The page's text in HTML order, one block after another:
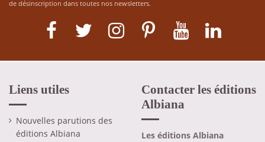
de désinscription dans toutes nos newsletters.
Liens utiles
Nouvelles parutions des
éditions Albiana
Contacter les éditions
Albiana
Les éditions Albiana